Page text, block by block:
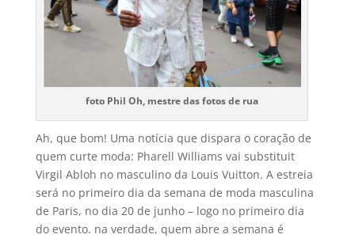
foto Phil Oh, mestre das fotos de rua
Ah, que bom! Uma notí­cia que dispara o coração de
quem curte moda: Pharell Williams vai substituit
Virgil Abloh no masculino da Louis Vuitton. A estreia
será no primeiro dia da semana de moda masculina
de Paris, no dia 20 de junho – logo no primeiro dia
do evento. na verdade, quem abre a semana é